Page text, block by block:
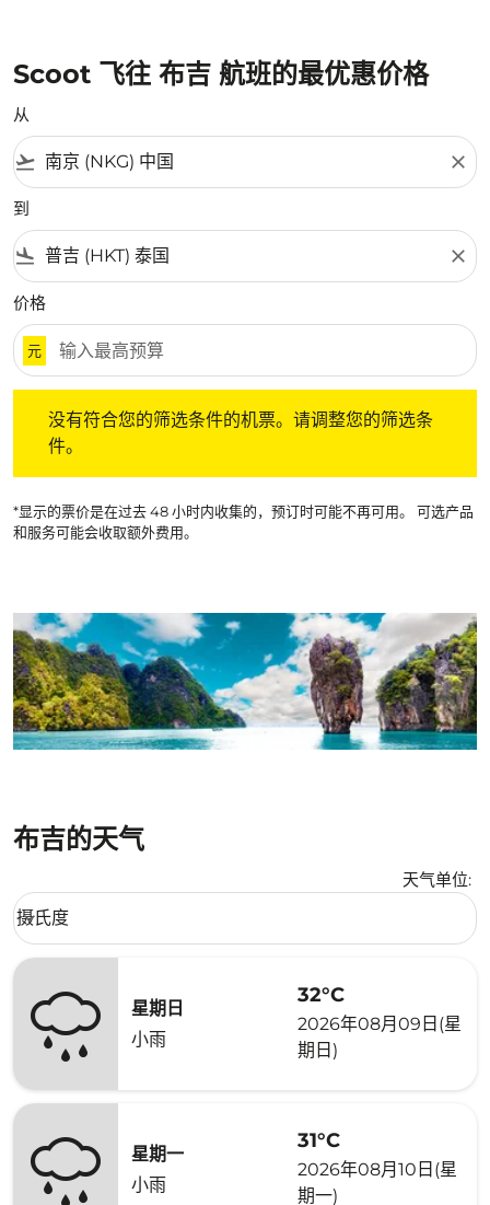
Scoot 飞往 布吉 航班的最优惠价格
从
flight_takeoff close
到
flight_land close
价格
元
没有符合您的筛选条件的机票。请调整您的筛选条
件。
*显示的票价是在过去 48 小时内收集的，预订时可能不再可用。 可选产品
和服务可能会收取额外费用。
布吉的天气
天气单位:
Weather unit option 摄氏度 Selected
摄氏度
keyboard_arrow_down
星期日
小雨
32°C
2026年08月09日(星
期日)
星期一
小雨
31°C
2026年08月10日(星
期一)